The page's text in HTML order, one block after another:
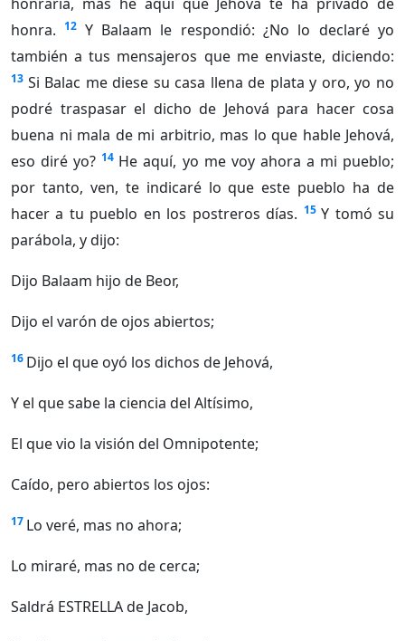
honra.
12 Y Balaam le respondió: ¿No lo declaré yo
también a tus mensajeros que me enviaste, diciendo:
13 Si Balac me diese su casa llena de plata y oro, yo no
podré traspasar el dicho de Jehová para hacer cosa
buena ni mala de mi arbitrio, mas lo que hable Jehová,
eso diré yo? 14 He aquí, yo me voy ahora a mi pueblo;
por tanto, ven, te indicaré lo que este pueblo ha de
hacer a tu pueblo en los postreros días. 15 Y tomó su
parábola, y dijo:
Dijo Balaam hijo de Beor,
Dijo el varón de ojos abiertos;
16 Dijo el que oyó los dichos de Jehová,
Y el que sabe la ciencia del Altísimo,
El que vio la visión del Omnipotente;
Caído, pero abiertos los ojos:
17 Lo veré, mas no ahora;
Lo miraré, mas no de cerca;
Saldrá ESTRELLA de Jacob,